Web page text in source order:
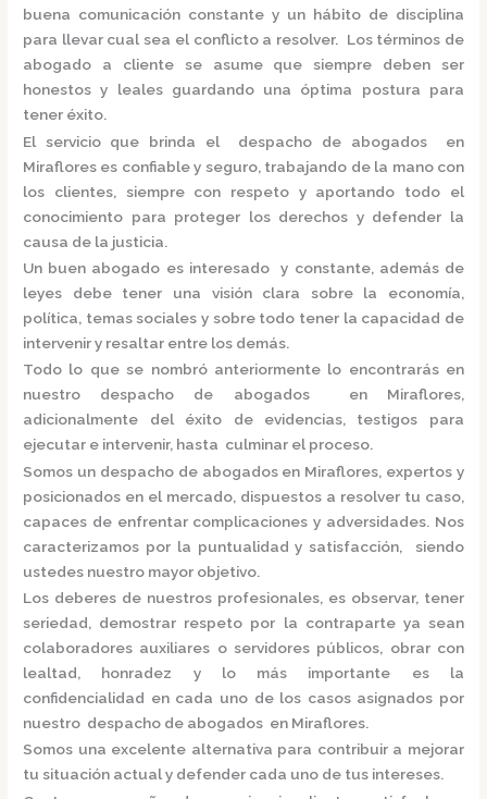
buena comunicación constante y un hábito de disciplina
para llevar cual sea el conflicto a resolver. Los términos de
abogado a cliente se asume que siempre deben ser
honestos y leales guardando una óptima postura para
tener éxito.
El servicio que brinda el
despacho de abogados en
Miraflores es confiable y seguro, trabajando de la mano con
los clientes, siempre con respeto y aportando todo el
conocimiento para proteger los derechos y defender la
causa de la justicia.
Un buen abogado es interesado y constante, además de
leyes debe tener una visión clara sobre la economía,
política, temas sociales y sobre todo tener la capacidad de
intervenir y resaltar entre los demás.
Todo lo que se nombró anteriormente lo encontrarás en
nuestro despacho de abogados en Miraflores,
adicionalmente del éxito de evidencias, testigos para
ejecutar e intervenir, hasta culminar el proceso.
Somos un despacho de abogados en Miraflores, expertos y
posicionados en el mercado, dispuestos a resolver tu caso,
capaces de enfrentar complicaciones y adversidades. Nos
caracterizamos por la puntualidad y satisfacción, siendo
ustedes nuestro mayor objetivo.
Los deberes de nuestros profesionales, es observar, tener
seriedad, demostrar respeto por la contraparte ya sean
colaboradores auxiliares o servidores públicos, obrar con
lealtad, honradez y lo más importante es la
confidencialidad en cada uno de los casos asignados por
nuestro despacho de abogados en Miraflores.
Somos una excelente alternativa para contribuir a mejorar
tu situación actual y defender cada uno de tus intereses.